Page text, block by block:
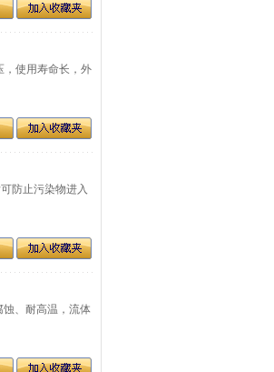
，使用寿命长，外
防止污染物进入
、耐高温，流体